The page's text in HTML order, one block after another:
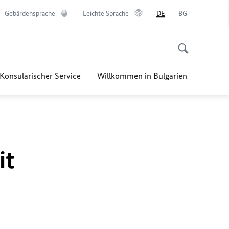
Gebärdensprache Leichte Sprache DE BG
Konsularischer Service Willkommen in Bulgarien